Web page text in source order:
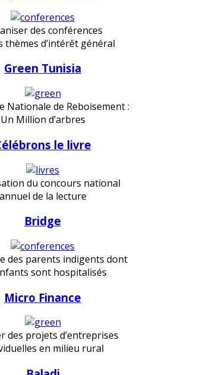
des conférences
thèmes d’intérêt général
Green Tunisia
Nationale de Reboisement :
Un Million d’arbres
le livre
du concours national
annuel de la lecture
Bridge
des parents indigents dont
sont hospitalisés
Micro Finance
des projets d’entreprises
en milieu rural